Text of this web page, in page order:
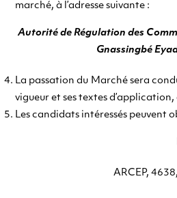
marché, à l’adresse suivante :
Autorité de Régulation des
Gnassingbé
La passation du Marché sera
vigueur et ses textes
Les candidats intéressés peuvent
ARCEP,